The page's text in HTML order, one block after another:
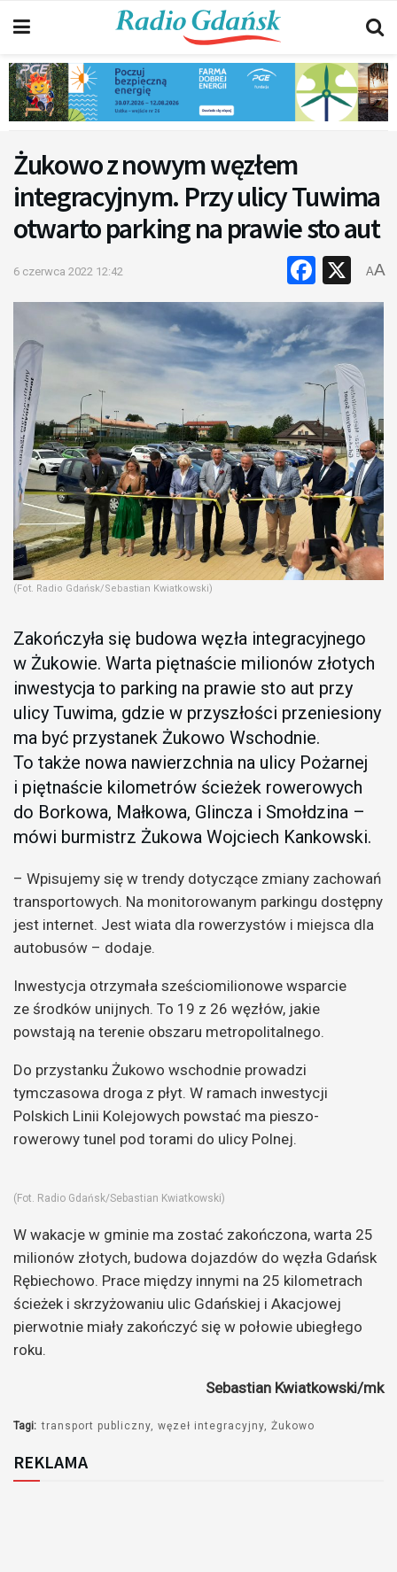
Żukowo z nowym węzłem
integracyjnym. Przy ulicy Tuwima
otwarto parking na prawie sto aut
6 czerwca 2022 12:42 X
AA
(Fot. Radio Gdańsk/Sebastian Kwiatkowski)
Zakończyła się budowa węzła integracyjnego
w Żukowie. Warta piętnaście milionów złotych
inwestycja to parking na prawie sto aut przy
ulicy Tuwima, gdzie w przyszłości przeniesiony
ma być przystanek Żukowo Wschodnie.
To także nowa nawierzchnia na ulicy Pożarnej
i piętnaście kilometrów ścieżek rowerowych
do Borkowa, Małkowa, Glincza i Smołdzina –
mówi burmistrz Żukowa Wojciech Kankowski.
– Wpisujemy się w trendy dotyczące zmiany zachowań
transportowych. Na monitorowanym parkingu dostępny
jest internet. Jest wiata dla rowerzystów i miejsca dla
autobusów – dodaje.
Inwestycja otrzymała sześciomilionowe wsparcie
ze środków unijnych. To 19 z 26 węzłów, jakie
powstają na terenie obszaru metropolitalnego.
Do przystanku Żukowo wschodnie prowadzi
tymczasowa droga z płyt. W ramach inwestycji
Polskich Linii Kolejowych powstać ma pieszo-
rowerowy tunel pod torami do ulicy Polnej.
(Fot. Radio Gdańsk/Sebastian Kwiatkowski)
W wakacje w gminie ma zostać zakończona, warta 25
milionów złotych, budowa dojazdów do węzła Gdańsk
Rębiechowo. Prace między innymi na 25 kilometrach
ścieżek i skrzyżowaniu ulic Gdańskiej i Akacjowej
pierwotnie miały zakończyć się w połowie ubiegłego
roku.
Sebastian Kwiatkowski/mk
Tagi: transport publiczny węzeł integracyjny Żukowo
REKLAMA